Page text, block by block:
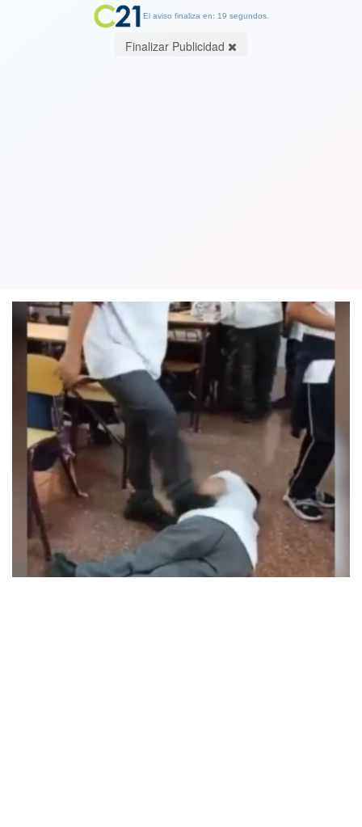
El aviso finaliza en: 19 segundos.
Finalizar Publicidad